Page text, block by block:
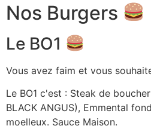
Nos Burgers
Le BO1
Vous avez faim et vous
Le BO1 c'est : Steak de
BLACK ANGUS), Emmental
moelleux. Sauce Maison.